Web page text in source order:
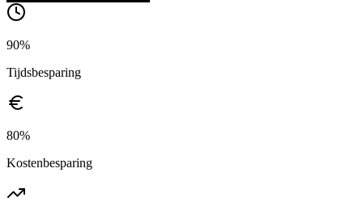
90%
Tijdsbesparing
80%
Kostenbesparing